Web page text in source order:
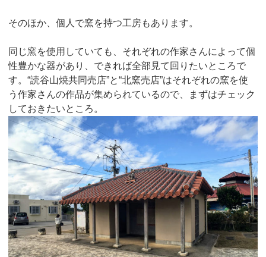
そのほか、個人で窯を持つ工房もあります。
同じ窯を使用していても、それぞれの作家さんによって個
性豊かな器があり、できれば全部見て回りたいところで
す。“読谷山焼共同売店”と“北窯売店”はそれぞれの窯を使
う作家さんの作品が集められているので、まずはチェック
しておきたいところ。